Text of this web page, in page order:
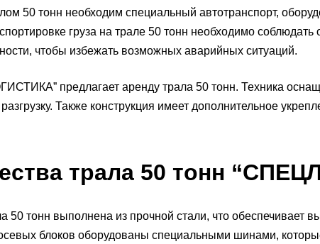
50 тонн необходим специальный автотранспорт,
груза на трале 50 тонн необходимо
чтобы избежать возможных аварийных ситуаций.
предлагает аренду трала 50 тонн. Техника
Также конструкция имеет дополнительное
трала 50 тонн
50 тонн выполнена из прочной стали, что обеспечивает
блоков оборудованы специальными шинами,